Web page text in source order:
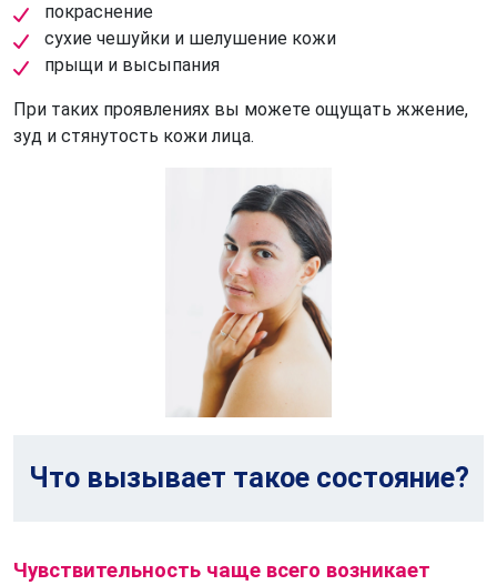
покраснение
сухие чешуйки и шелушение кожи
прыщи и высыпания
При таких проявлениях вы можете ощущать жжение,
зуд и стянутость кожи лица.
Что вызывает такое состояние?
Чувствительность чаще всего возникает